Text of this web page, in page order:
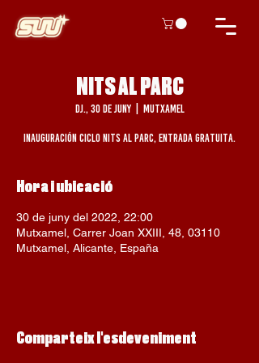
NITS AL PARC
dj., 30 de juny
  |
Mutxamel
Inauguración ciclo nits al parc, entrada gratuita.
Hora i ubicació
30 de juny del 2022, 22:00
Mutxamel, Carrer Joan XXIII, 48, 03110
Mutxamel, Alicante, España
Comparteix l'esdeveniment